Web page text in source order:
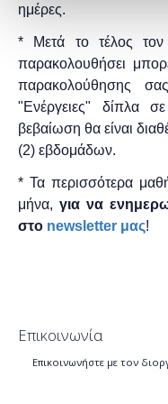
ημέρες.
* Μετά το τέλος
παρακολουθήσει
παρακολούθησης
"Ενέργειες" δίπλα
βεβαίωση θα είναι
(2) εβδομάδων.
* Τα περισσότερα
μήνα, για να
στο newsletter μας!
Επικοινωνία
Επικοινωνήστε με τον